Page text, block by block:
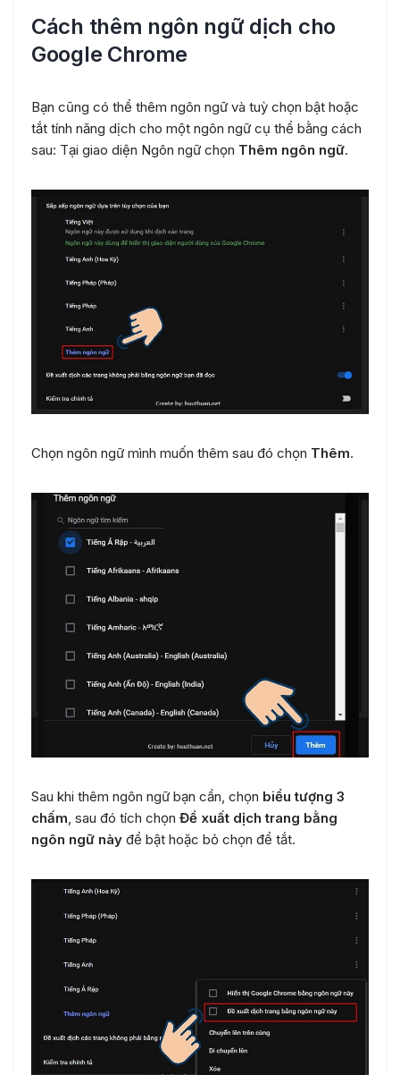
Cách thêm ngôn ngữ dịch cho
Google Chrome
Bạn cũng có thể thêm ngôn ngữ và tuỳ chọn bật hoặc
tắt tính năng dịch cho một ngôn ngữ cụ thể bằng cách
sau: Tại giao diện Ngôn ngữ chọn Thêm ngôn ngữ.
Chọn ngôn ngữ mình muốn thêm sau đó chọn Thêm.
Sau khi thêm ngôn ngữ bạn cần, chọn biểu tượng 3
chấm, sau đó tích chọn Đề xuất dịch trang bằng
ngôn ngữ này để bật hoặc bỏ chọn để tắt.